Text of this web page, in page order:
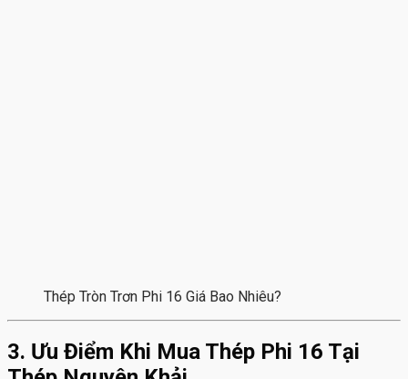
Thép Tròn Trơn Phi 16 Giá Bao Nhiêu?
3. Ưu Điểm Khi Mua Thép Phi 16 Tại